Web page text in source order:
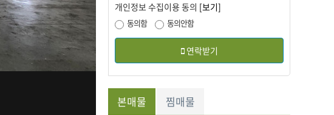
개인정보 수집이용 동의 [보기]
동의함 동의안함
연락받기
본매물 찜매물